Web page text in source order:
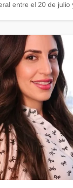
entre el 20 de julio